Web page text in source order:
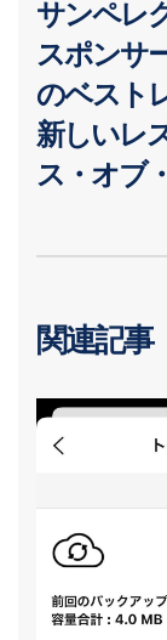
サンペレ
スポンサ
のベスト
新しいレ
ス・オブ
関連記事